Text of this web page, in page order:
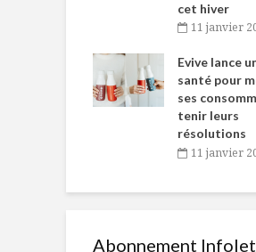
cet hiver
11 janvier
Evive lance
santé pour
ses
tenir leurs
résolutions
11 janvier
Abonnement